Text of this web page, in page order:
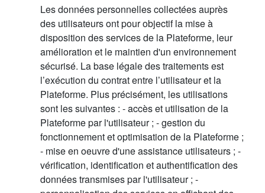
Les données personnelles collectées auprès
des utilisateurs ont pour objectif la mise à
disposition des services de la Plateforme, leur
amélioration et le maintien d'un environnement
sécurisé. La base légale des traitements est
l’exécution du contrat entre l’utilisateur et la
Plateforme. Plus précisément, les utilisations
sont les suivantes : - accès et utilisation de la
Plateforme par l'utilisateur ; - gestion du
fonctionnement et optimisation de la Plateforme ;
- mise en oeuvre d'une assistance utilisateurs ; -
vérification, identification et authentification des
données transmises par l'utilisateur ; -